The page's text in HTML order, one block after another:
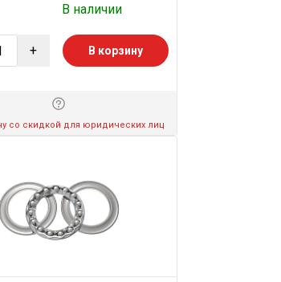
В наличии
+ В корзину
со скидкой для юридических лиц